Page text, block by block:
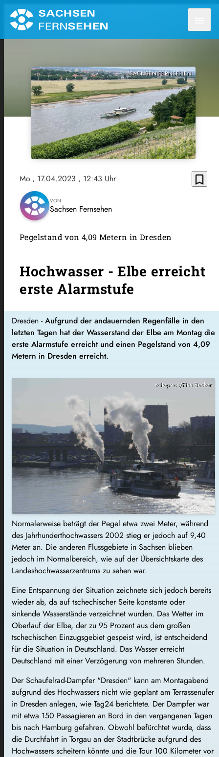
SACHSEN FERNSEHEN
Mo., 17.04.2023 , 12:43 Uhr bookmark_border
VON
Sachsen Fernsehen
Pegelstand von 4,09 Metern in Dresden
Hochwasser - Elbe erreicht
erste Alarmstufe
Dresden -Aufgrund der andauernden Regenfälle in den
letzten Tagen hat der Wasserstand der Elbe am Montag die
erste Alarmstufe erreicht und einen Pegelstand von 4,09
Metern in Dresden erreicht.
xcitepress/Finn Becker
Normalerweise beträgt der Pegel etwa zwei Meter, während
des Jahrhunderthochwassers 2002 stieg er jedoch auf 9,40
Meter an. Die anderen Flussgebiete in Sachsen blieben
jedoch im Normalbereich, wie auf der Übersichtskarte des
Landeshochwasserzentrums zu sehen war.
Eine Entspannung der Situation zeichnete sich jedoch bereits
wieder ab, da auf tschechischer Seite konstante oder
sinkende Wasserstände verzeichnet wurden. Das Wetter im
Oberlauf der Elbe, der zu 95 Prozent aus dem großen
tschechischen Einzugsgebiet gespeist wird, ist entscheidend
für die Situation in Deutschland. Das Wasser erreicht
Deutschland mit einer Verzögerung von mehreren Stunden.
Der Schaufelrad-Dampfer "Dresden" kann am Montagabend
aufgrund des Hochwassers nicht wie geplant am Terrassenufer
in Dresden anlegen, wie Tag24 berichtete. Der Dampfer war
mit etwa 150 Passagieren an Bord in den vergangenen Tagen
bis nach Hamburg gefahren. Obwohl befürchtet wurde, dass
die Durchfahrt in Torgau an der Stadtbrücke aufgrund des
Hochwassers scheitern könnte und die Tour 100 Kilometer vor